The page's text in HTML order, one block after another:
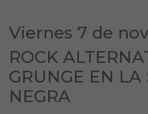
Viernes 7 de
ROCK
GRUNGE EN LA
NEGRA